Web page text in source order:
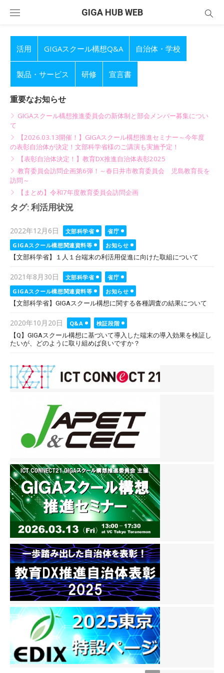
GIGA HUB WEB
活用 GIGAスクール構想Q&A 自治体・学校
製品・サービス 研修 宣言書
重要なお知らせ
GIGAスクール構想推進委員会の新体制と部会メンバー募集につい
て
【2026.03.13開催！】GIGAスクール構想推進セミナー～今年度
の表彰自治体が決定！文部科学省様のご講演も実施予定！
【表彰自治体決定！】教育DX推進自治体表彰2025
教育委員会訪問企画第6弾！～春日井市教育委員会 児島教育長を
訪問～
【まとめ】令和7年度教育委員会訪問企画
タグ: 利活用状況
Posted
on
2022年12月6日 文部科学省
省庁
GIGAスクール構想関連資料等
お知らせ
【文部科学省】１人１台端末の利活用促進に向けた取組について
Posted
on
2021年8月30日 文部科学省
省庁
GIGAスクール構想関連資料等
お知らせ
【文部科学省】GIGAスクール構想に関する各種調査の結果について
Posted
on
2020年10月20日 Q&A
検証段階
【Q】GIGAスクール構想に基づいて導入した端末の導入効果を検証し
たいが、どのように取り組めば良いですか？